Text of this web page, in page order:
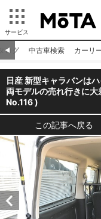
サービス
◀︎
ログ 中古車検索 カーリ
日産 新型キャラバンは
両モデルの売れ行きに
No.116)
この記事へ戻る